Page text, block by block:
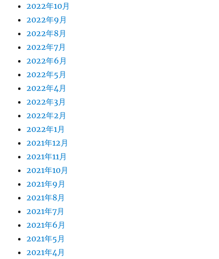
2022年10月
2022年9月
2022年8月
2022年7月
2022年6月
2022年5月
2022年4月
2022年3月
2022年2月
2022年1月
2021年12月
2021年11月
2021年10月
2021年9月
2021年8月
2021年7月
2021年6月
2021年5月
2021年4月